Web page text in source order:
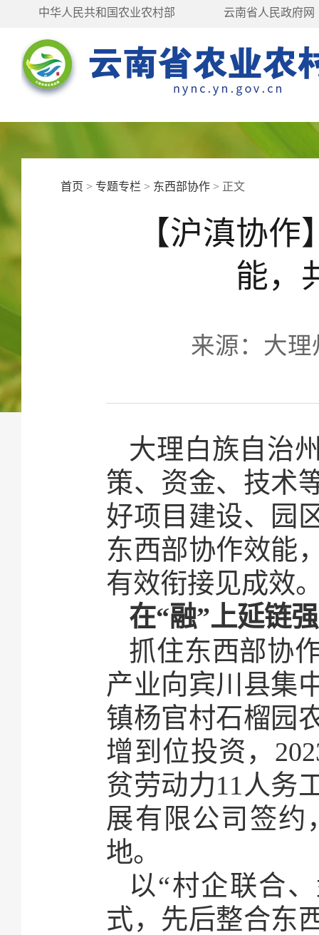
中华人民共和国农业农村部 云南省人民政府网
首页 > 专题专栏 > 东西部协作 > 正文
【沪滇协
能，
来源：大
大理白族自治
策、资金、技术
好项目建设、园
东西部协作效能
有效衔接见成效
在“融”上延链
抓住东西部协
产业向宾川县集
镇杨官村石榴园
增到位投资，
贫劳动力11人务
展有限公司签约
地。
以“村企联合
式，先后整合东